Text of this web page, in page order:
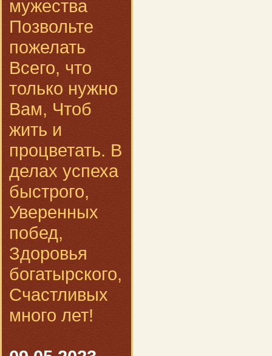
мужества
Позвольте
пожелать
Всего, что
только нужно
Вам, Чтоб
жить и
процветать. В
делах успеха
быстрого,
Уверенных
побед,
Здоровья
богатырского,
Счастливых
много лет!